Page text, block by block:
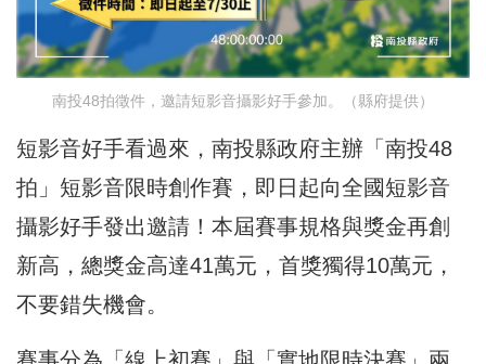
南投48拍徵件，邀請短影音攝影好手參加。（縣府提供）
短影音好手看過來，南投縣政府主辦「南投48
拍」短影音限時創作賽，即日起向全國短影音
攝影好手發出邀請！本屆賽事規格與獎金再創
新高，總獎金高達41萬元，首獎獨得10萬元，
不要錯失機會。